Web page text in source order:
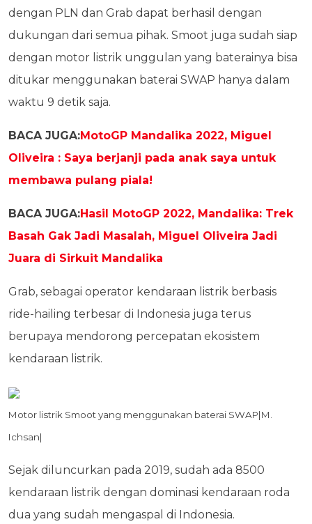
dengan PLN dan Grab dapat berhasil dengan
dukungan dari semua pihak. Smoot juga sudah siap
dengan motor listrik unggulan yang baterainya bisa
ditukar menggunakan baterai SWAP hanya dalam
waktu 9 detik saja.
BACA JUGA:MotoGP Mandalika 2022, Miguel
Oliveira : Saya berjanji pada anak saya untuk
membawa pulang piala!
BACA JUGA:Hasil MotoGP 2022, Mandalika: Trek
Basah Gak Jadi Masalah, Miguel Oliveira Jadi
Juara di Sirkuit Mandalika
Grab, sebagai operator kendaraan listrik berbasis
ride-hailing terbesar di Indonesia juga terus
berupaya mendorong percepatan ekosistem
kendaraan listrik.
Motor listrik Smoot yang menggunakan baterai SWAP|M.
Ichsan|
Sejak diluncurkan pada 2019, sudah ada 8500
kendaraan listrik dengan dominasi kendaraan roda
dua yang sudah mengaspal di Indonesia.